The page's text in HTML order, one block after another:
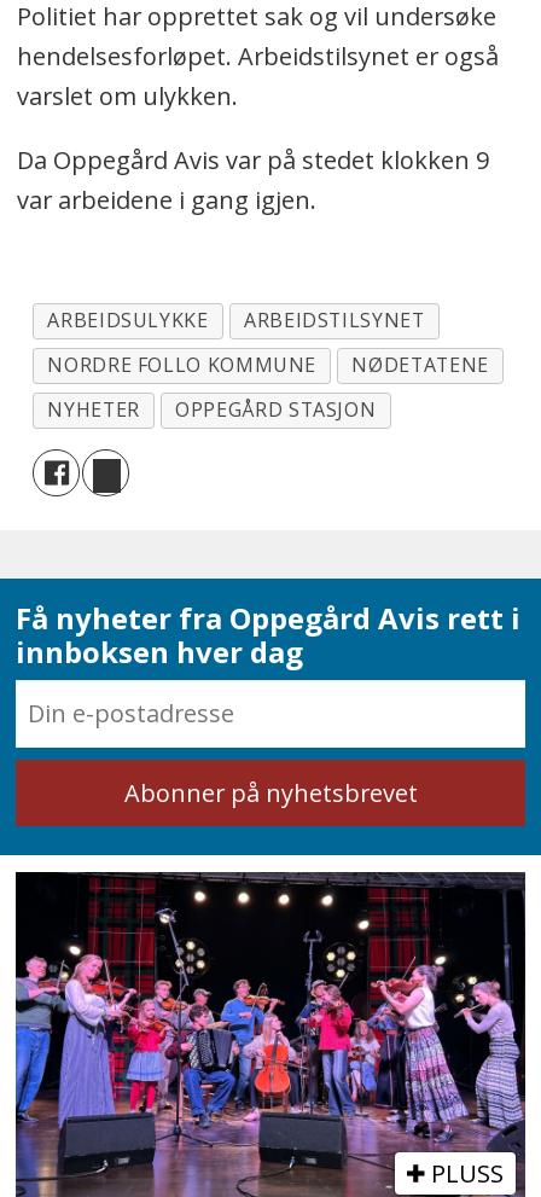
Politiet har opprettet sak og vil undersøke
hendelsesforløpet. Arbeidstilsynet er også
varslet om ulykken.
Da Oppegård Avis var på stedet klokken 9
var arbeidene i gang igjen.
ARBEIDSULYKKE
ARBEIDSTILSYNET
NORDRE FOLLO KOMMUNE
NØDETATENE
NYHETER
OPPEGÅRD STASJON
Få nyheter fra Oppegård Avis rett i
innboksen hver dag
PLUSS